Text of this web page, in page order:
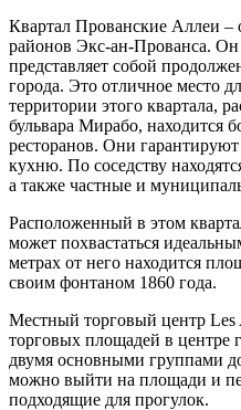
Квартал Прованские Аллеи –
районов Экс-ан-Прованса. Он
представляет собой
города. Это отличное место
территории этого квартала,
бульвара Мирабо, находится
ресторанов. Они
кухню. По соседству
а также частные и
Расположенный в этом
может похвастаться
метрах от него находится
своим фонтаном 1860 года.
Местный торговый центр Les
торговых площадей в центре
двумя основными группами
можно выйти на площади и
подходящие для прогулок.